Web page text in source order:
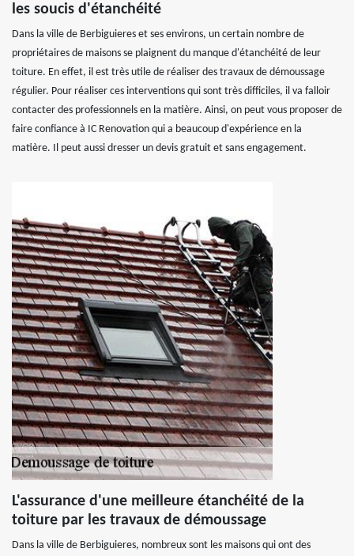
les soucis d'étanchéité
Dans la ville de Berbiguieres et ses environs, un certain nombre de
propriétaires de maisons se plaignent du manque d'étanchéité de leur
toiture. En effet, il est très utile de réaliser des travaux de démoussage
régulier. Pour réaliser ces interventions qui sont très difficiles, il va falloir
contacter des professionnels en la matière. Ainsi, on peut vous proposer de
faire confiance à IC Renovation qui a beaucoup d'expérience en la
matière. Il peut aussi dresser un devis gratuit et sans engagement.
L'assurance d'une meilleure étanchéité de la
toiture par les travaux de démoussage
Dans la ville de Berbiguieres, nombreux sont les maisons qui ont des